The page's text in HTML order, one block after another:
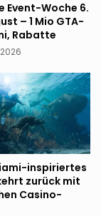
Event-Woche 6.
– 1 Mio GTA-
Rabatte
inspiriertes
zurück mit
Casino-